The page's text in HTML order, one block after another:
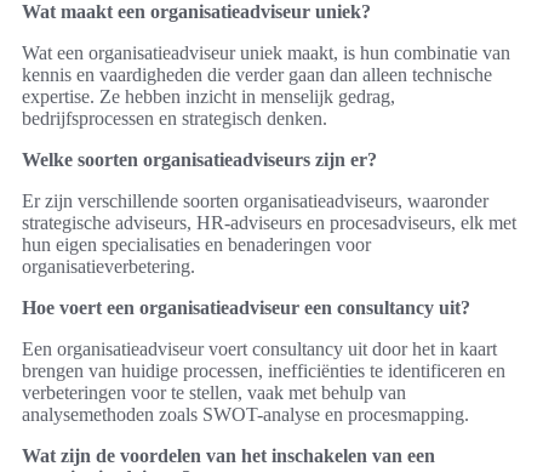
Wat maakt een organisatieadviseur uniek?
Wat een organisatieadviseur uniek maakt, is hun combinatie van
kennis en vaardigheden die verder gaan dan alleen technische
expertise. Ze hebben inzicht in menselijk gedrag,
bedrijfsprocessen en strategisch denken.
Welke soorten organisatieadviseurs zijn er?
Er zijn verschillende soorten organisatieadviseurs, waaronder
strategische adviseurs, HR-adviseurs en procesadviseurs, elk met
hun eigen specialisaties en benaderingen voor
organisatieverbetering.
Hoe voert een organisatieadviseur een consultancy uit?
Een organisatieadviseur voert consultancy uit door het in kaart
brengen van huidige processen, inefficiënties te identificeren en
verbeteringen voor te stellen, vaak met behulp van
analysemethoden zoals SWOT-analyse en procesmapping.
Wat zijn de voordelen van het inschakelen van een